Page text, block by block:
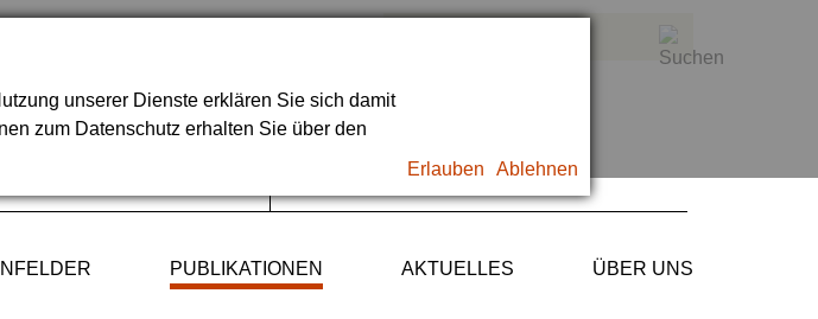
unserer Dienste erklären Sie sich damit
zum Datenschutz erhalten Sie über den
Erlauben Ablehnen
PUBLIKATIONEN AKTUELLES ÜBER UNS